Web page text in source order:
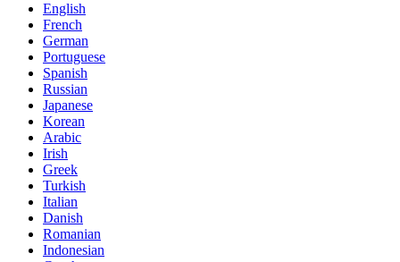
English
French
German
Portuguese
Spanish
Russian
Japanese
Korean
Arabic
Irish
Greek
Turkish
Italian
Danish
Romanian
Indonesian